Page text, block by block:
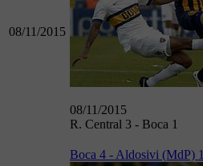
08/11/2015
08/11/2015
R. Central 3 - Boca 1
Boca 4 - Aldosivi (MdP) 1